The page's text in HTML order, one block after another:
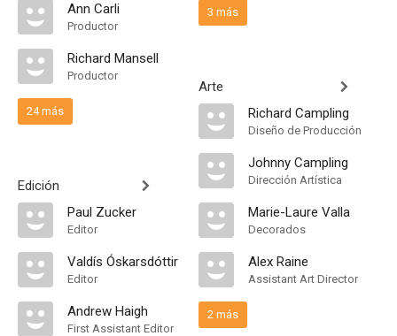
Ann Carli
Productor
Richard Mansell
Productor
24 más
Edición
Paul Zucker
Editor
Valdís Óskarsdóttir
Editor
Andrew Haigh
First Assistant Editor
3 más
Arte
Richard Campling
Diseño de Producción
Johnny Campling
Dirección Artística
Marie-Laure Valla
Decorados
Alex Raine
Assistant Art Director
2 más